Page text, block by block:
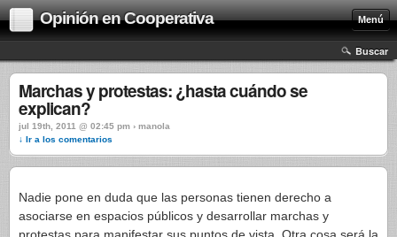
Opinión en Cooperativa Menú
Buscar
Marchas y protestas: ¿hasta cuándo se
explican?
jul 19th, 2011 @ 02:45 pm › manola
↓ Ir a los comentarios
Nadie pone en duda que las personas tienen derecho a
asociarse en espacios públicos y desarrollar marchas y